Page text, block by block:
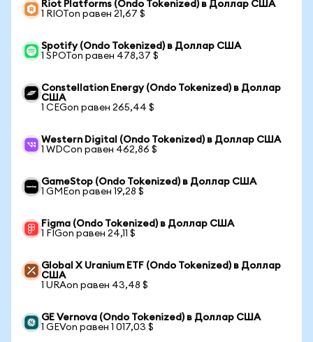
Riot Platforms (Ondo Tokenized) в Доллар США
1 RIOTon равен 21,67 $
Spotify (Ondo Tokenized) в Доллар США
1 SPOTon равен 478,37 $
Constellation Energy (Ondo Tokenized) в Доллар
США
1 CEGon равен 265,44 $
Western Digital (Ondo Tokenized) в Доллар США
1 WDCon равен 462,86 $
GameStop (Ondo Tokenized) в Доллар США
1 GMEon равен 19,28 $
Figma (Ondo Tokenized) в Доллар США
1 FIGon равен 24,11 $
Global X Uranium ETF (Ondo Tokenized) в Доллар
США
1 URAon равен 43,48 $
GE Vernova (Ondo Tokenized) в Доллар США
1 GEVon равен 1 017,03 $